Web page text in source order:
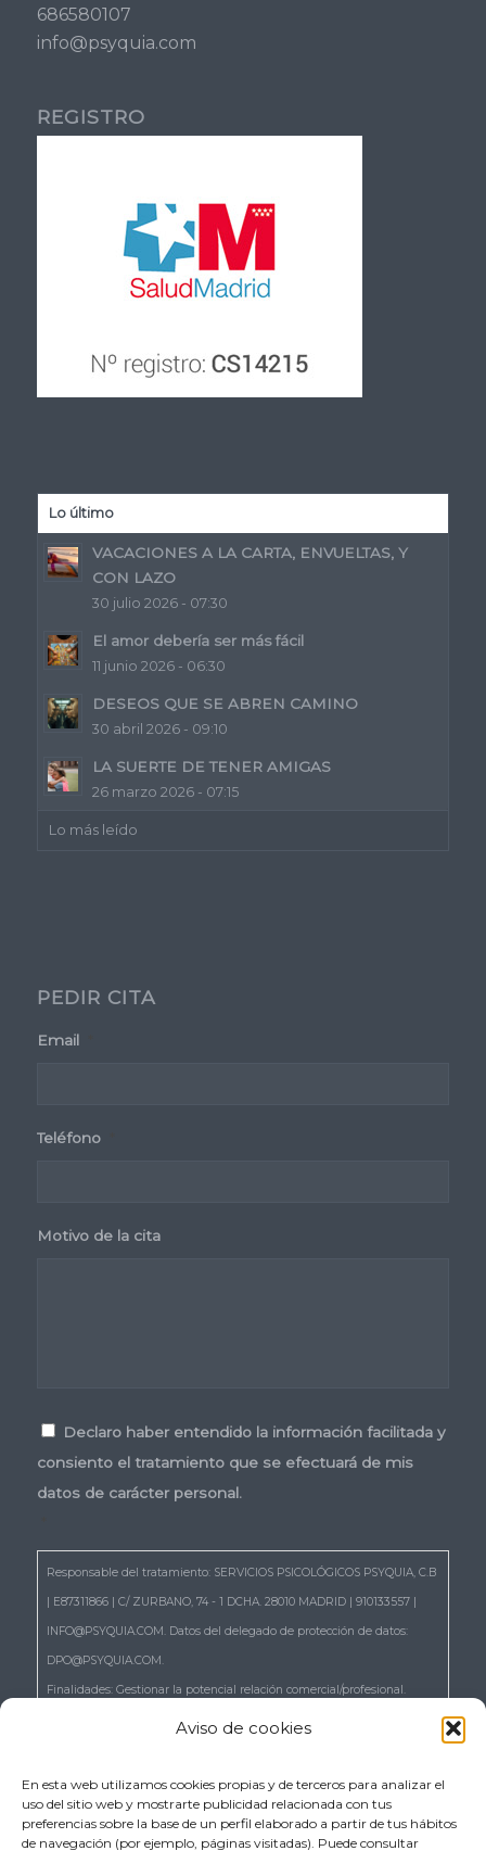
Aviso de cookies
En esta web utilizamos cookies propias y de terceros para analizar el
uso del sitio web y mostrarte publicidad relacionada con tus
preferencias sobre la base de un perfil elaborado a partir de tus hábitos
de navegación (por ejemplo, páginas visitadas). Puede consultar
686580107
info@psyquia.com
REGISTRO
Lo último
VACACIONES A LA CARTA, ENVUELTAS, Y
CON LAZO
30 julio 2026 - 07:30
El amor debería ser más fácil
11 junio 2026 - 06:30
DESEOS QUE SE ABREN CAMINO
30 abril 2026 - 09:10
LA SUERTE DE TENER AMIGAS
26 marzo 2026 - 07:15
Lo más leído
PEDIR CITA
Email
Teléfono
Motivo de la cita
Declaro haber entendido la información facilitada y
consiento el tratamiento que se efectuará de mis
datos de carácter personal.
Responsable del tratamiento: SERVICIOS PSICOLÓGICOS PSYQUIA, C.B
| E87311866 | C/ ZURBANO, 74 - 1 DCHA. 28010 MADRID | 910133557 |
INFO@PSYQUIA.COM. Datos del delegado de protección de datos:
DPO@PSYQUIA.COM.
Finalidades: Gestionar la potencial relación comercial/profesional.
22 del RGPD, de acceso, rectificación, supresión, portabilidad,